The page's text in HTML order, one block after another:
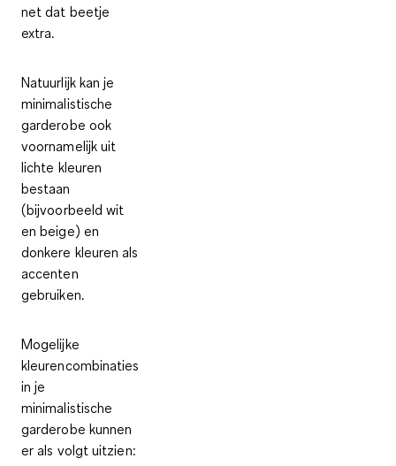
net dat beetje
extra.
Natuurlijk kan je
minimalistische
garderobe ook
voornamelijk uit
lichte kleuren
bestaan
(bijvoorbeeld wit
en beige) en
donkere kleuren als
accenten
gebruiken.
Mogelijke
kleurencombinaties
in je
minimalistische
garderobe kunnen
er als volgt uitzien: